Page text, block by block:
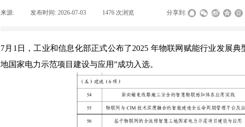
来源: 发布时间: 2026-07-03 1476 次浏览 分享到:
7月1日，工业和信息化部正式公布了2025 年物联网赋能行业发展
地国家电力示范项目建设与应用”成功入选。